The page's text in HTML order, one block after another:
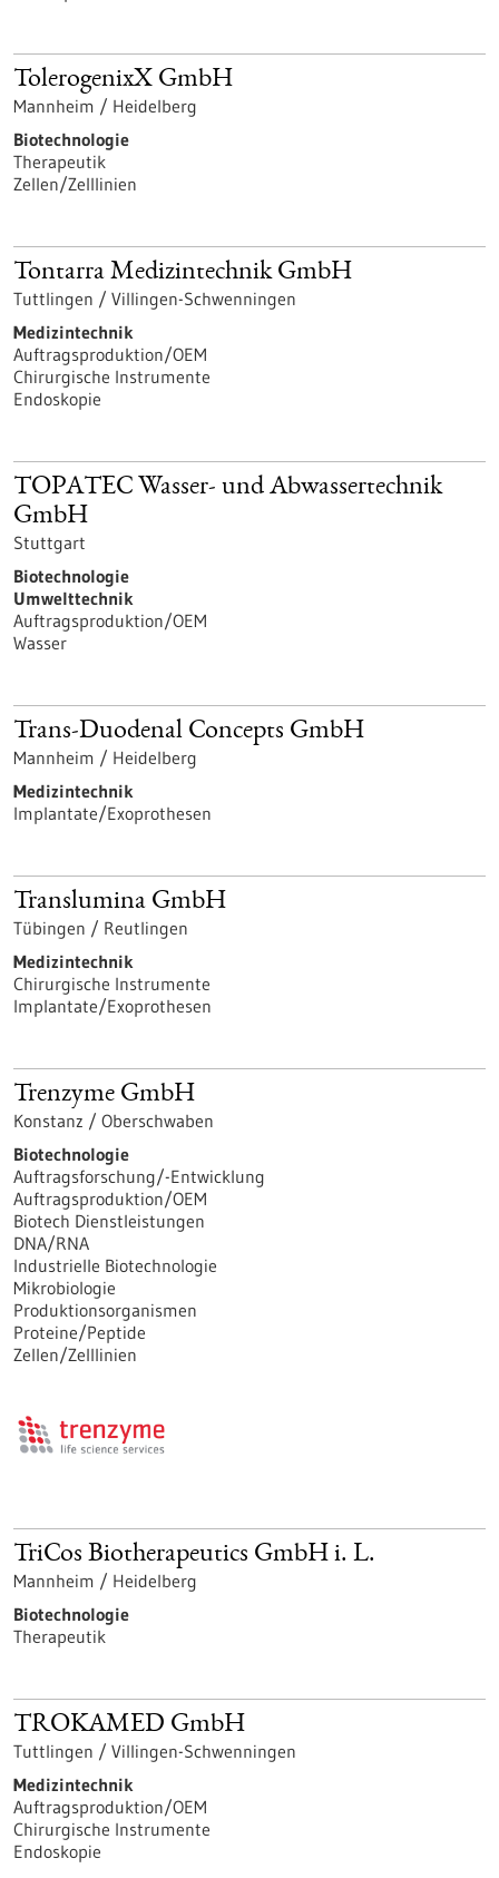
TolerogenixX GmbH
Mannheim / Heidelberg
Biotechnologie
Therapeutik
Zellen/Zelllinien
Tontarra Medizintechnik GmbH
Tuttlingen / Villingen-Schwenningen
Medizintechnik
Auftragsproduktion/OEM
Chirurgische Instrumente
Endoskopie
TOPATEC Wasser- und Abwassertechnik
GmbH
Stuttgart
Biotechnologie
Umwelttechnik
Auftragsproduktion/OEM
Wasser
Trans-Duodenal Concepts GmbH
Mannheim / Heidelberg
Medizintechnik
Implantate/Exoprothesen
Translumina GmbH
Tübingen / Reutlingen
Medizintechnik
Chirurgische Instrumente
Implantate/Exoprothesen
Trenzyme GmbH
Konstanz / Oberschwaben
Biotechnologie
Auftragsforschung/-Entwicklung
Auftragsproduktion/OEM
Biotech Dienstleistungen
DNA/RNA
Industrielle Biotechnologie
Mikrobiologie
Produktionsorganismen
Proteine/Peptide
Zellen/Zelllinien
TriCos Biotherapeutics GmbH i. L.
Mannheim / Heidelberg
Biotechnologie
Therapeutik
TROKAMED GmbH
Tuttlingen / Villingen-Schwenningen
Medizintechnik
Auftragsproduktion/OEM
Chirurgische Instrumente
Endoskopie